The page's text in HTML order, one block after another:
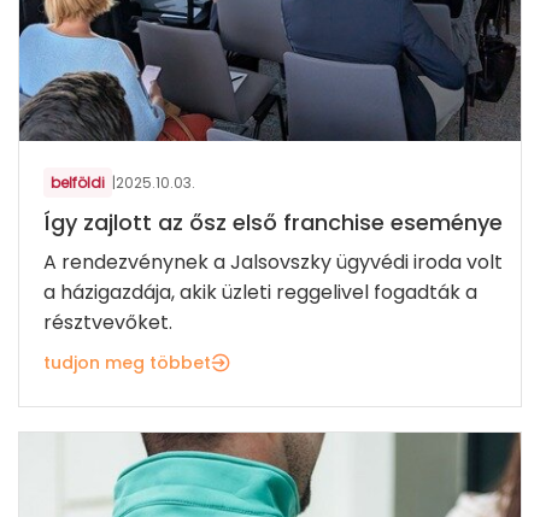
belföldi |2025.10.03.
Így zajlott az ősz első franchise eseménye
A rendezvénynek a Jalsovszky ügyvédi iroda volt
a házigazdája, akik üzleti reggelivel fogadták a
résztvevőket.
tudjon meg többet